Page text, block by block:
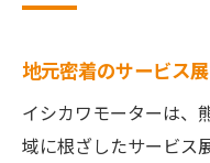
地元密着のサービス
イシカワモーターは、
域に根ざしたサービス